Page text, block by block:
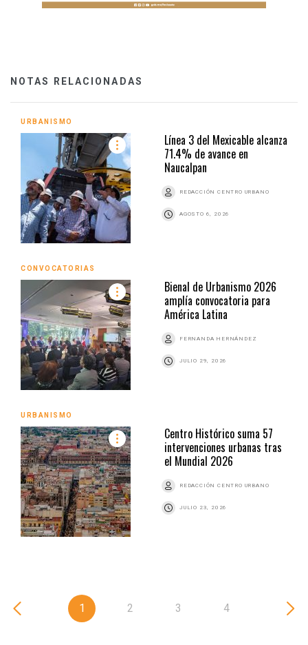
NOTAS RELACIONADAS
URBANISMO
Línea 3 del Mexicable alcanza
71.4% de avance en
Naucalpan
REDACCIÓN CENTRO URBANO
AGOSTO 6, 2026
CONVOCATORIAS
Bienal de Urbanismo 2026
amplía convocatoria para
América Latina
FERNANDA HERNÁNDEZ
JULIO 29, 2026
URBANISMO
Centro Histórico suma 57
intervenciones urbanas tras
el Mundial 2026
REDACCIÓN CENTRO URBANO
JULIO 23, 2026
1 2 3 4